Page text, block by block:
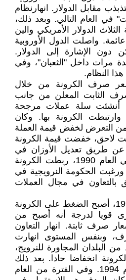
مقابل الدولار. انهارنظام
في العام التالي. وبعد ذلك،
الدولار الأمريكي والين
عائمة. واصلت الدول الأوروبية
دون الإشارة إلى الدولار.
مرات داخل "الثعبان"، وفي
صرف الكرونة من خلال
الثابت المعلن من جانب
وفي العام 1978، أنشئت سلة عملات مرجحة
الكرونة بها. وكان
التعرض لخفض قيمة العملة
لاحق، خفضت قيمة الكرونة
طريق تعديل الأوزان في
مؤشر سعر الصرف. وفي العام 1990، ربطت الكرونة
ورغبت الحكومة النرويجية في
بالتعاون في مجال العملات
ولكن في خريف العام 1992، أصبح الضغط على الكرونة
قويا لدرجة أنه أصبح من
صرف ثابتة. انهار التعاون
وبنفس المستوى انهارت
البلدان المجاورة للنرويج،
انخفاضا حادا. بعد ذلك
تغيرت الكرونة حتى العام 1994. وفي الفترة من العام